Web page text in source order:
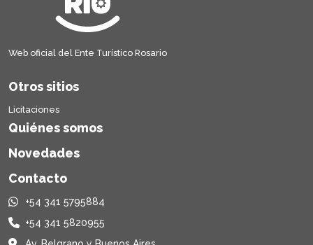
Web oficial del Ente Turístico Rosario
Otros sitios
Licitaciones
Quiénes somos
Novedades
Contacto
+54 341 5795884
+54 341 5820955